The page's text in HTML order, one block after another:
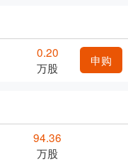
0.20
万股
申购
94.36
万股